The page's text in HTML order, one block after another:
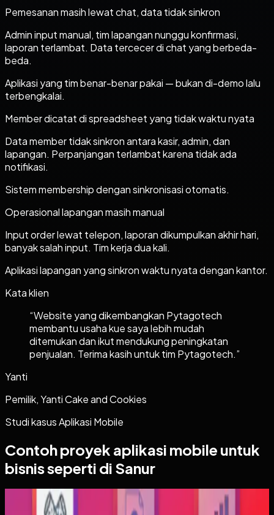
Pemesanan masih lewat chat, data tidak sinkron
Admin input manual, tim lapangan nunggu konfirmasi,
laporan terlambat. Data tercecer di chat yang berbeda-
beda.
Aplikasi yang tim benar-benar pakai — bukan di-demo lalu
terbengkalai.
Member dicatat di spreadsheet yang tidak waktu nyata
Data member tidak sinkron antara kasir, admin, dan
lapangan. Perpanjangan terlambat karena tidak ada
notifikasi.
Sistem membership dengan sinkronisasi otomatis.
Operasional lapangan masih manual
Input order lewat telepon, laporan dikumpulkan akhir hari,
banyak salah input. Tim kerja dua kali.
Aplikasi lapangan yang sinkron waktu nyata dengan kantor.
Kata klien
“Website yang dikembangkan Pytagotech
membantu usaha kue saya lebih mudah
ditemukan dan ikut mendukung peningkatan
penjualan. Terima kasih untuk tim Pytagotech.”
Yanti
Pemilik, Yanti Cake and Cookies
Studi kasusAplikasi Mobile
Contoh proyek aplikasi mobile untuk
bisnis seperti di Sanur
Aplikasi Mobile